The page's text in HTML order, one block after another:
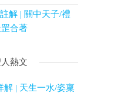
解 | 關中天子/禮
合著
熱文
解 | 天生一水/姿稟